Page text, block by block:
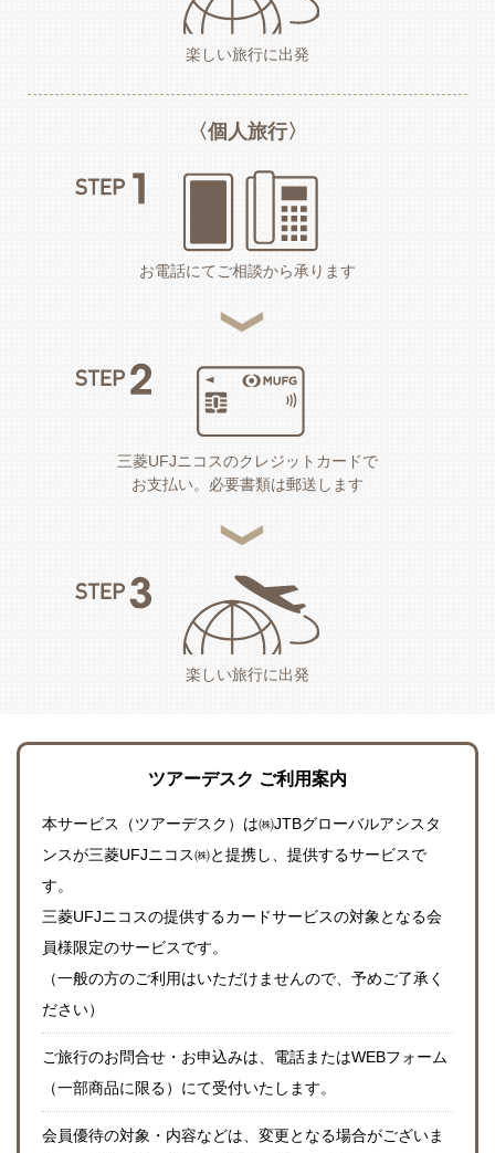
楽しい旅行に出発
〈個人旅行〉
お電話にてご相談から承ります
三菱UFJニコスのクレジットカードで
お支払い。必要書類は郵送します
楽しい旅行に出発
ツアーデスク ご利用案内
本サービス（ツアーデスク）は㈱JTBグローバルアシスタ
ンスが三菱UFJニコス㈱と提携し、提供するサービスで
す。
三菱UFJニコスの提供するカードサービスの対象となる会
員様限定のサービスです。
（一般の方のご利用はいただけませんので、予めご了承く
ださい）
ご旅行のお問合せ・お申込みは、電話またはWEBフォーム
（一部商品に限る）にて受付いたします。
会員優待の対象・内容などは、変更となる場合がございま